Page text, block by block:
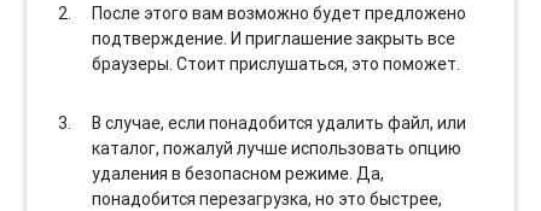
После этого вам возможно будет предложено
подтверждение. И приглашение закрыть все
браузеры. Стоит прислушаться, это поможет.
В случае, если понадобится удалить файл, или
каталог, пожалуй лучше использовать опцию
удаления в безопасном режиме. Да,
понадобится перезагрузка, но это быстрее,